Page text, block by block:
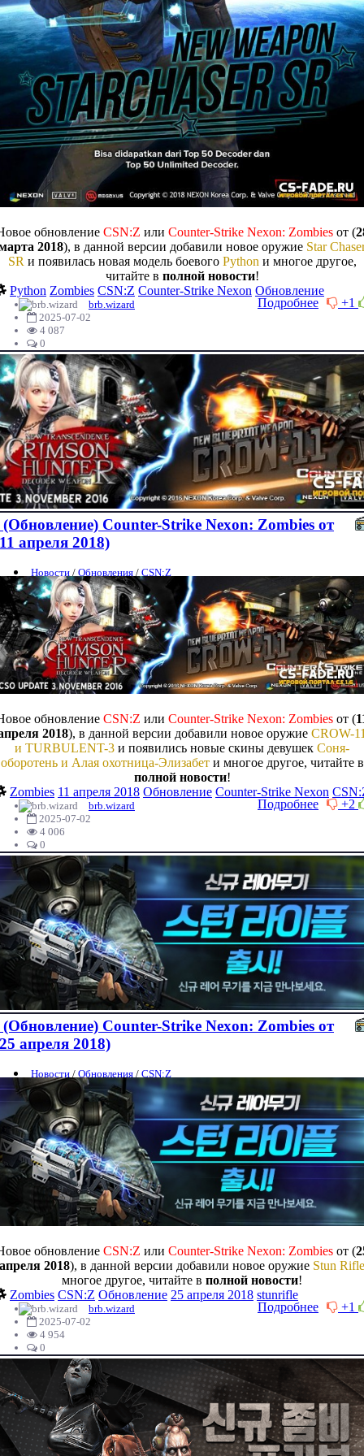
обновление CSN:Z или Counter-Strike Nexon: Zombiesот (
2018), в данной версии добавили новое оружие Star
SR и появилась новая модель боевого Python и многое другое,
читайте в полной новости!
Python Zombies CSN:Z Counter-Strike Nexon Обновление
+1
Подробнее
brb.wizard
2025-07-02
4 087
0
(Обновление) Counter-Strike Nexon: Zombies от
апреля 2018)
Новости / Обновления / CSN:Z
обновление CSN:Z или Counter-Strike Nexon: Zombies от (
2018), в данной версии добавили новое оружие CROW-
и TURBULENT-3 и появились новые скины девушек Соня-
оборотень и Алая охотница-Элизабети многое другое, читайте в
полной новости!
Zombies 11 апреля 2018 Обновление Counter-Strike Nexon
+2
Подробнее
brb.wizard
2025-07-02
4 006
0
(Обновление) Counter-Strike Nexon: Zombies от
апреля 2018)
Новости / Обновления / CSN:Z
обновление CSN:Z или Counter-Strike Nexon: Zombiesот (
апреля 2018), в данной версии добавили новое оружие Stun Rifle
многое другое, читайте в полной новости!
Zombies CSN:Z Обновление 25 апреля 2018 stunrifle
+1
Подробнее
brb.wizard
2025-07-02
4 954
0